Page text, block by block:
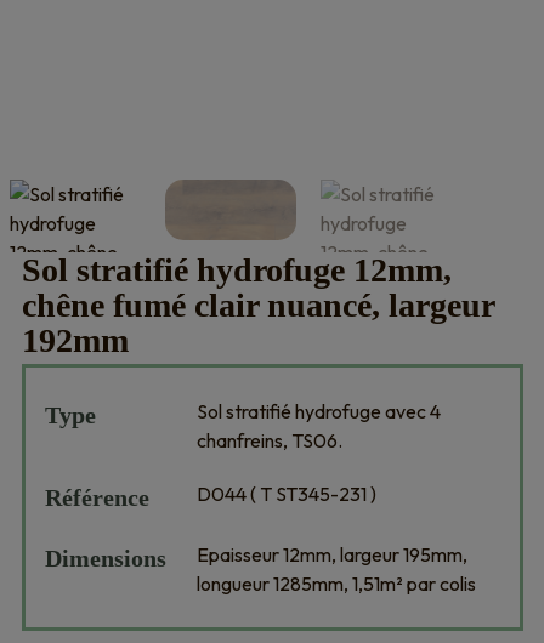
Sol stratifié hydrofuge 12mm,
chêne fumé clair nuancé, largeur
192mm
Type
Sol stratifié hydrofuge avec 4
chanfreins, TS06.
Référence D044 ( T ST345-231 )
Dimensions
Epaisseur 12mm, largeur 195mm,
longueur 1285mm, 1,51m² par colis